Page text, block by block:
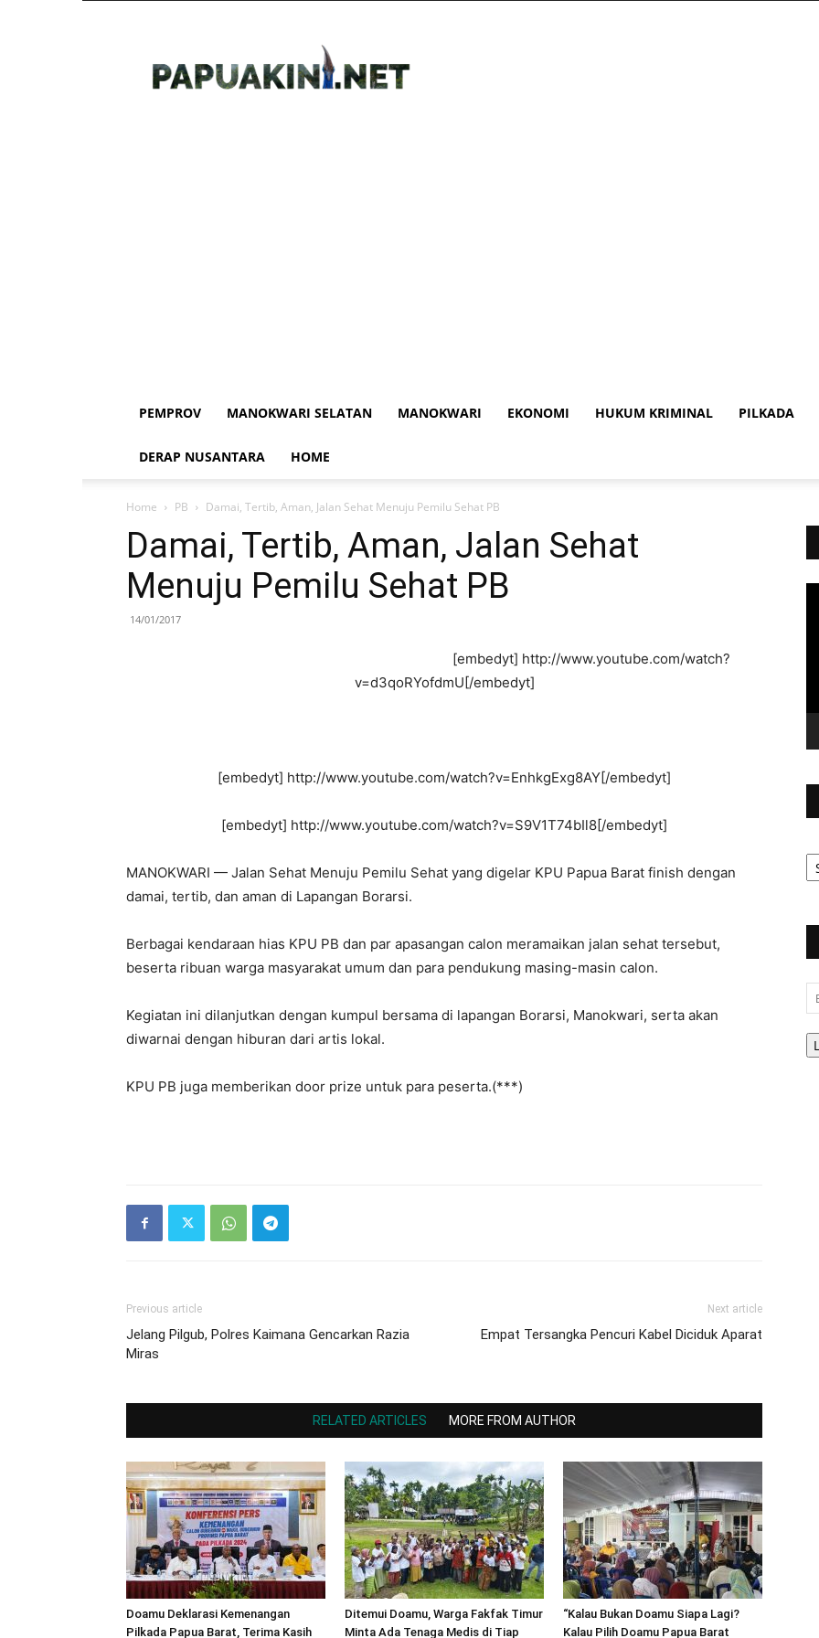
PEMPROV MANOKWARI SELATAN MANOKWARI EKONOMI HUKUM KRIMINAL PILKADA
DERAP NUSANTARA HOME
Home PB Damai, Tertib, Aman, Jalan Sehat Menuju Pemilu Sehat PB
Damai, Tertib, Aman, Jalan Sehat
Menuju Pemilu Sehat PB
14/01/2017
[embedyt] http://www.youtube.com/watch?
v=d3qoRYofdmU[/embedyt]
[embedyt] http://www.youtube.com/watch?v=EnhkgExg8AY[/embedyt]
[embedyt] http://www.youtube.com/watch?v=S9V1T74bIl8[/embedyt]
MANOKWARI — Jalan Sehat Menuju Pemilu Sehat yang digelar KPU Papua Barat finish dengan
damai, tertib, dan aman di Lapangan Borarsi.
Berbagai kendaraan hias KPU PB dan par apasangan calon meramaikan jalan sehat tersebut,
beserta ribuan warga masyarakat umum dan para pendukung masing-masin calon.
Kegiatan ini dilanjutkan dengan kumpul bersama di lapangan Borarsi, Manokwari, serta akan
diwarnai dengan hiburan dari artis lokal.
KPU PB juga memberikan door prize untuk para peserta.(***)
Previous article
Jelang Pilgub, Polres Kaimana Gencarkan Razia
Miras
Next article
Empat Tersangka Pencuri Kabel Diciduk Aparat
RELATED ARTICLES MORE FROM AUTHOR
Doamu Deklarasi Kemenangan
Pilkada Papua Barat, Terima Kasih
Ditemui Doamu, Warga Fakfak Timur
Minta Ada Tenaga Medis di Tiap
“Kalau Bukan Doamu Siapa Lagi?
Kalau Pilih Doamu Papua Barat